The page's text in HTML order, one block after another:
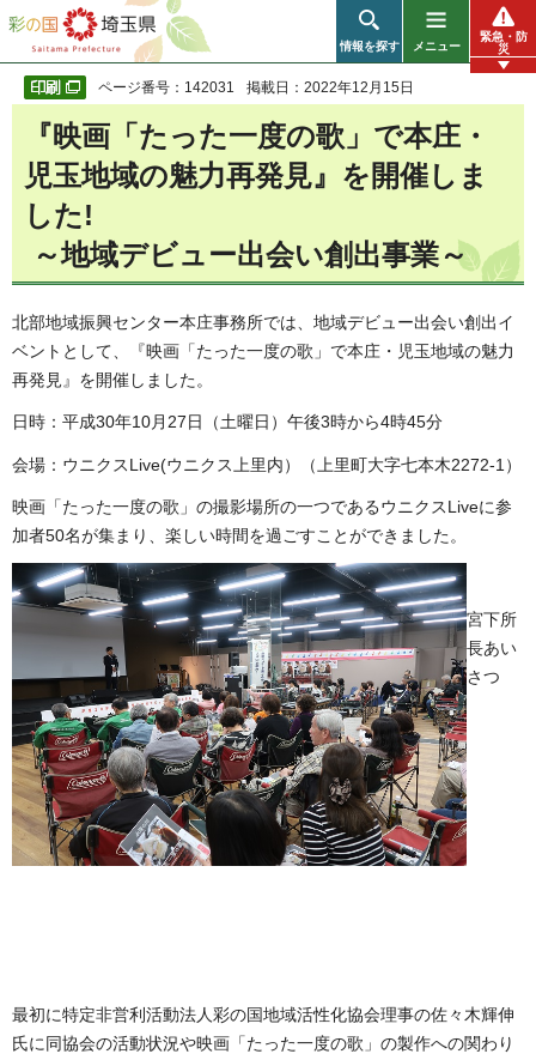
彩の国 埼玉県
情報を探す メニュー
緊急・防
災
ページ番号：142031 掲載日：2022年12月15日
『映画「たった一度の歌」で本庄・
児玉地域の魅力再発見』を開催しま
した!
～地域デビュー出会い創出事業～
北部地域振興センター本庄事務所では、地域デビュー出会い創出イ
ベントとして、『映画「たった一度の歌」で本庄・児玉地域の魅力
再発見』を開催しました。
日時：平成30年10月27日（土曜日）午後3時から4時45分
会場：ウニクスLive(ウニクス上里内）（上里町大字七本木2272-1）
映画「たった一度の歌」の撮影場所の一つであるウニクスLiveに参
加者50名が集まり、楽しい時間を過ごすことができました。
宮下所
長あい
さつ
最初に特定非営利活動法人彩の国地域活性化協会理事の佐々木輝伸
氏に同協会の活動状況や映画「たった一度の歌」の製作への関わり